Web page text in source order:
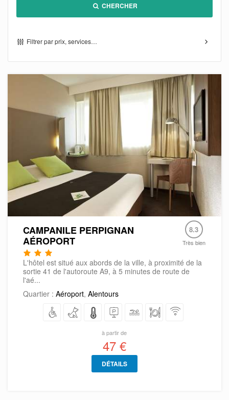
CHERCHER
Filtrer par prix, services…
CAMPANILE PERPIGNAN
AÉROPORT
8.3
Très bien
L'hôtel est situé aux abords de la ville, à proximité de la
sortie 41 de l'autoroute A9, à 5 minutes de route de
l'aé...
Quartier : Aéroport, Alentours
à partir de
47 €
DÉTAILS